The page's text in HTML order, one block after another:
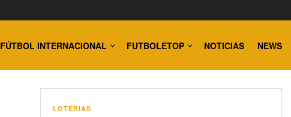
FÚTBOL INTERNACIONAL FUTBOLETOP NOTICIAS NEWS
LOTERIAS